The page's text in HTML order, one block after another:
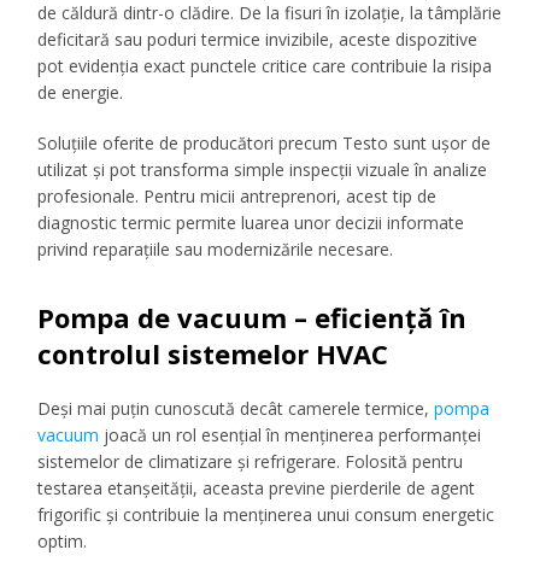
de căldură dintr-o clădire. De la fisuri în izolație, la tâmplărie
deficitară sau poduri termice invizibile, aceste dispozitive
pot evidenția exact punctele critice care contribuie la risipa
de energie.
Soluțiile oferite de producători precum Testo sunt ușor de
utilizat și pot transforma simple inspecții vizuale în analize
profesionale. Pentru micii antreprenori, acest tip de
diagnostic termic permite luarea unor decizii informate
privind reparațiile sau modernizările necesare.
Pompa de vacuum – eficiență în
controlul sistemelor HVAC
Deși mai puțin cunoscută decât camerele termice,pompa
vacuum joacă un rol esențial în menținerea performanței
sistemelor de climatizare și refrigerare. Folosită pentru
testarea etanșeității, aceasta previne pierderile de agent
frigorific și contribuie la menținerea unui consum energetic
optim.